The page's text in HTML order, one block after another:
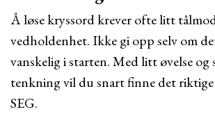
Å løse kryssord krever ofte litt
vedholdenhet. Ikke gi opp selv om
vanskelig i starten. Med litt øvelse og
tenkning vil du snart finne det
SEG.